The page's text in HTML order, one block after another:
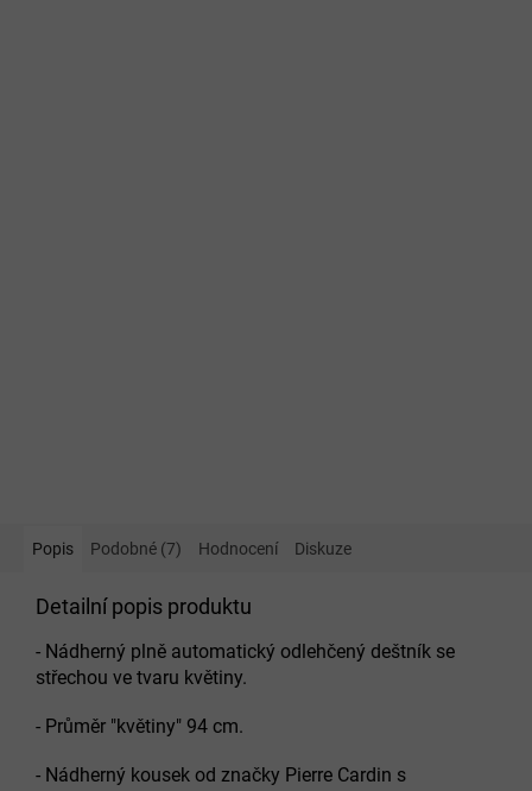
Popis Podobné (7) Hodnocení Diskuze
Detailní popis produktu
- Nádherný plně automatický odlehčený deštník se
střechou ve tvaru květiny.
- Průměr "květiny" 94 cm.
- Nádherný kousek od značky Pierre Cardin s